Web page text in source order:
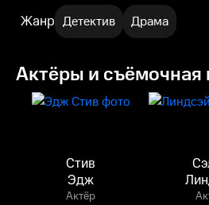
Жанр Детектив Драма
Актёры и съёмочная
Стив
Эдж
Актёр